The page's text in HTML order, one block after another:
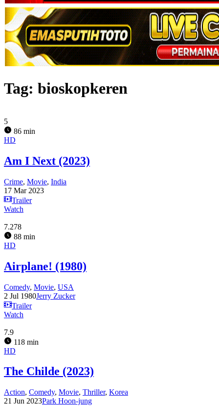
Tag: bioskopkeren
5
86 min
HD
Am I Next (2023)
Crime, Movie, India
17 Mar 2023
Trailer
Watch
7.278
88 min
HD
Airplane! (1980)
Comedy, Movie, USA
2 Jul 1980Jerry Zucker
Trailer
Watch
7.9
118 min
HD
The Childe (2023)
Action, Comedy, Movie, Thriller, Korea
21 Jun 2023Park Hoon-jung